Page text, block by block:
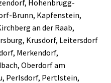
Hohenbrugg-
Brunn, Kapfenstein,
an der Raab,
Krusdorf, Leitersdorf
Merkendorf,
Oberdorf am
Perlsdorf, Pertlstein,